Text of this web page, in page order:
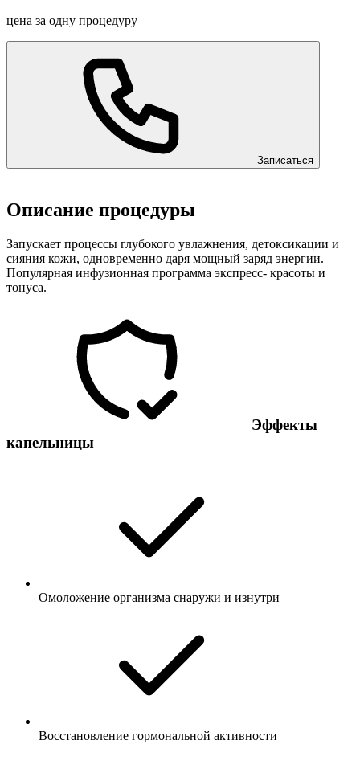
цена за одну процедуру
Записаться
Описание процедуры
Запускает процессы глубокого увлажнения, детоксикации и
сияния кожи, одновременно даря мощный заряд энергии.
Популярная инфузионная программа экспресс- красоты и
тонуса.
Эффекты
капельницы
Омоложение организма снаружи и изнутри
Восстановление гормональной активности